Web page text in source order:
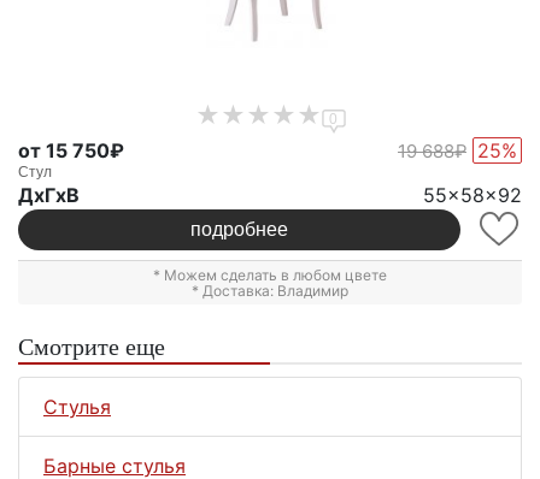
0
от 15 750₽ 19 688₽ 25%
Стул
ДxГxВ 55x58x92
подробнее
* Можем сделать в любом цвете
* Доставка: Владимир
Смотрите еще
Стулья
Барные стулья